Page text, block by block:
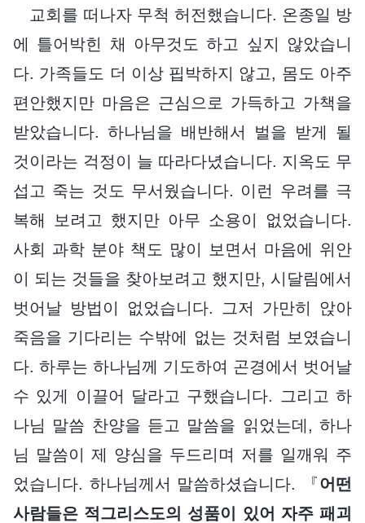
교회를 떠나자 무척 허전했습니다. 온종일 방
에 틀어박힌 채 아무것도 하고 싶지 않았습니
다. 가족들도 더 이상 핍박하지 않고, 몸도 아주
편안했지만 마음은 근심으로 가득하고 가책을
받았습니다. 하나님을 배반해서 벌을 받게 될
것이라는 걱정이 늘 따라다녔습니다. 지옥도 무
섭고 죽는 것도 무서웠습니다. 이런 우려를 극
복해 보려고 했지만 아무 소용이 없었습니다.
사회 과학 분야 책도 많이 보면서 마음에 위안
이 되는 것들을 찾아보려고 했지만, 시달림에서
벗어날 방법이 없었습니다. 그저 가만히 앉아
죽음을 기다리는 수밖에 없는 것처럼 보였습니
다. 하루는 하나님께 기도하여 곤경에서 벗어날
수 있게 이끌어 달라고 구했습니다. 그리고 하
나님 말씀 찬양을 듣고 말씀을 읽었는데, 하나
님 말씀이 제 양심을 두드리며 저를 일깨워 주
었습니다. 하나님께서 말씀하셨습니다. 『어떤
사람들은 적그리스도의 성품이 있어 자주 패괴